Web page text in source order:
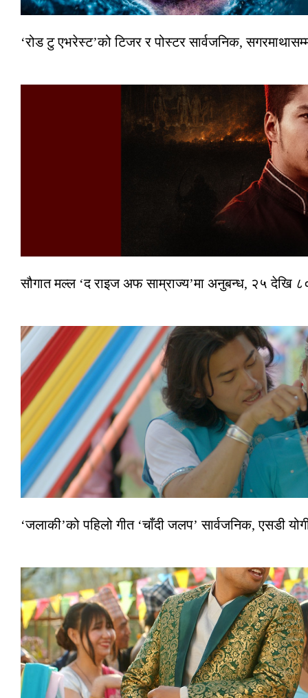
‘रोड टु एभरेस्ट’को टिजर र पोस्टर सार्वजनिक,
सौगात मल्ल ‘द राइज अफ साम्राज्य’मा अनुबन्ध, २५ देखि
‘जलाकी’को पहिलो गीत ‘चाँदी जलप’ सार्वजनिक, एसडी